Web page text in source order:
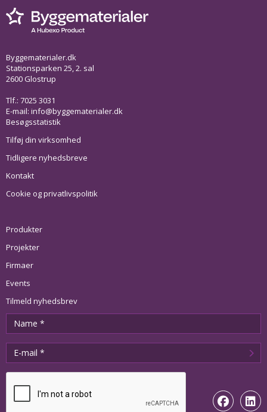
Byggematerialer.dk
Stationsparken 25, 2. sal
2600 Glostrup
Tlf.: 7025 3031
E-mail: info@byggematerialer.dk
Besøgsstatistik
Tilføj din virksomhed
Tidligere nyhedsbreve
Kontakt
Cookie og privatlivspolitik
Produkter
Projekter
Firmaer
Events
Tilmeld nyhedsbrev